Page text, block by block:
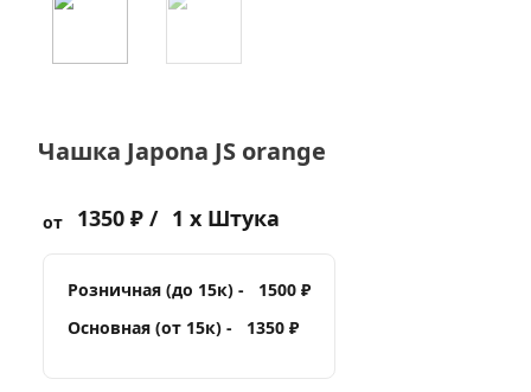
Чашка Japona JS orange
от 1350 ₽ / 1 x Штука
Розничная (до 15к) -
1500 ₽
Основная (от 15к) -
1350 ₽